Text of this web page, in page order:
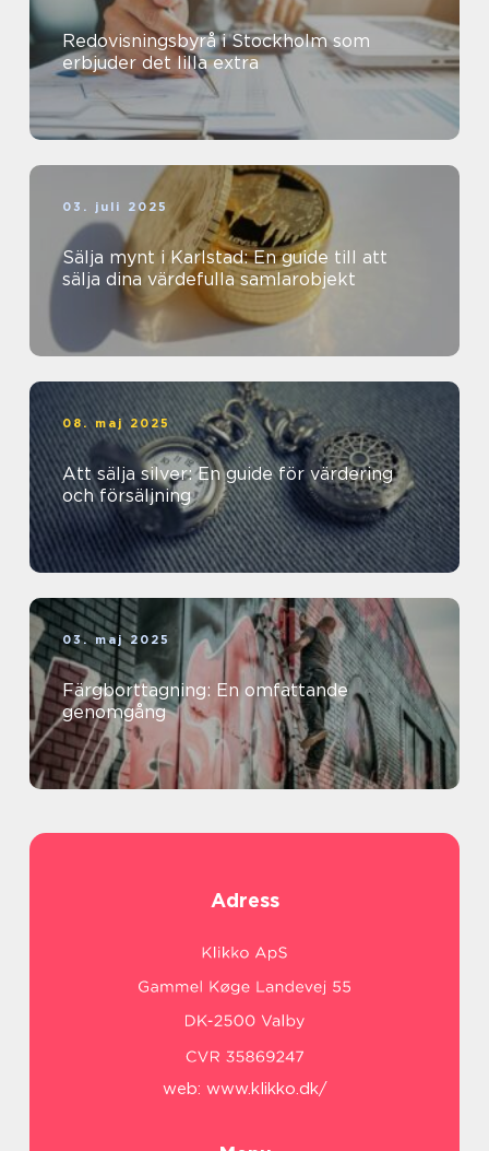
Redovisningsbyrå i Stockholm som
erbjuder det lilla extra
03. juli 2025
Sälja mynt i Karlstad: En guide till att
sälja dina värdefulla samlarobjekt
08. maj 2025
Att sälja silver: En guide för värdering
och försäljning
03. maj 2025
Färgborttagning: En omfattande
genomgång
Adress
web: www.klikko.dk/